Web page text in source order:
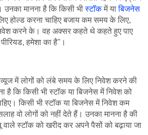
उनका मानना है कि किसी भी स्टॉक में या बिजनेस
होल्ड करना चाहिए बजाय कम समय के लिए,
करने के। वह अक्सर कहते थे कहते हुए पाए
हमेशा का है"।
में लोगों को लंबे समय के लिए निवेश करने की
है कि किसी भी स्टॉक या बिजनेस में निवेश को
किसी भी स्टॉक या बिजनेस में निवेश कम
वो लोगों को नहीं देते हैं। उनका मानना है की
वाले स्टॉक को खरीद कर अपने पैसों को बढ़ाया जा